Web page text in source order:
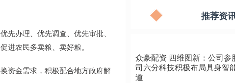
办理、优先调查、优先审批、
进农民多卖粮、卖好粮。
资金需求，积极配合地方政府解
推荐资
众豪配资 四维图新：公司参
司六分科技积极布局具身智
道